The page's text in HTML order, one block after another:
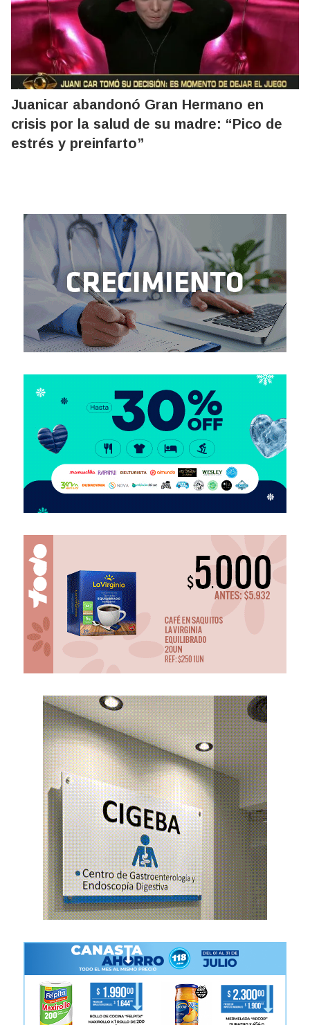
Juanicar abandonó Gran Hermano en
crisis por la salud de su madre: “Pico de
estrés y preinfarto”